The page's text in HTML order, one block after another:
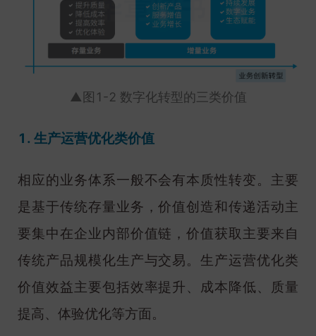
▲图1-2 数字化转型的三类价值
1. 生产运营优化类价值
相应的业务体系一般不会有本质性转变。主要
是基于传统存量业务，价值创造和传递活动主
要集中在企业内部价值链，价值获取主要来自
传统产品规模化生产与交易。生产运营优化类
价值效益主要包括效率提升、成本降低、质量
提高、体验优化等方面。